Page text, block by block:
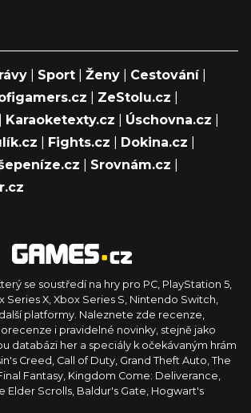
Sport Ženy Cestování|
ZeStolu.cz
Karaoketexty.cz Úschovna.cz
Fights.cz Dokina.cz
Srovnám.cz
se soustředí na hry pro PC, PlayStation 5,
Series X, Xbox Series S, Nintendo Switch,
platformy. Naleznete zde recenze,
i pravidelné novinky, stejně jako
databázi her a speciály k očekávaným hrám
Creed, Call of Duty, Grand Theft Auto, The
Fantasy, Kingdom Come: Deliverance,
Elder Scrolls, Baldur's Gate, Hogwart's